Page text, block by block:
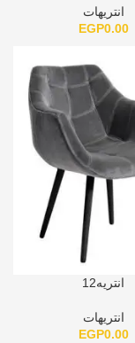
انتريهات
EGP0.00
انتريه12
انتريهات
EGP0.00